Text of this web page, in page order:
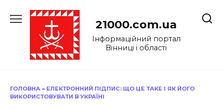
до
21000.com.ua
Інформаційний портал
Вінниці і області
ГОЛОВНА » ЕЛЕКТРОННИЙ ПІДПИС: ЩО ЦЕ ТАКЕ І ЯК ЙОГО
ВИКОРИСТОВУВАТИ В УКРАЇНІ